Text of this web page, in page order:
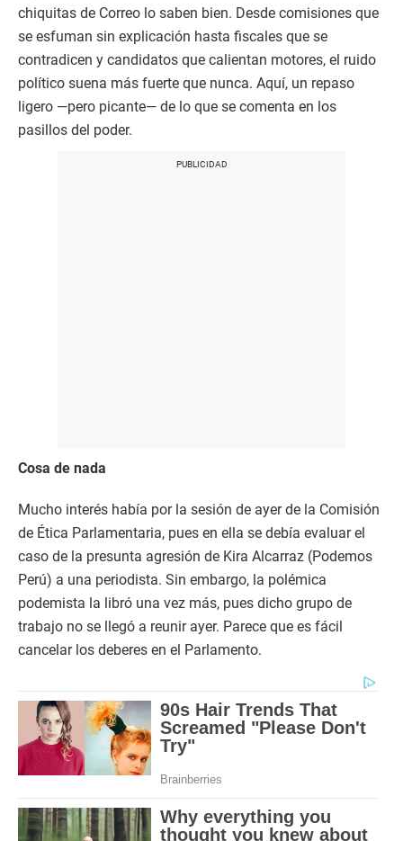
chiquitas de Correo lo saben bien. Desde comisiones que
se esfuman sin explicación hasta fiscales que se
contradicen y candidatos que calientan motores, el ruido
político suena más fuerte que nunca. Aquí, un repaso
ligero —pero picante— de lo que se comenta en los
pasillos del poder.
Cosa de nada
Mucho interés había por la sesión de ayer de la Comisión
de Ética Parlamentaria, pues en ella se debía evaluar el
caso de la presunta agresión de Kira Alcarraz (Podemos
Perú) a una periodista. Sin embargo, la polémica
podemista la libró una vez más, pues dicho grupo de
trabajo no se llegó a reunir ayer. Parece que es fácil
cancelar los deberes en el Parlamento.